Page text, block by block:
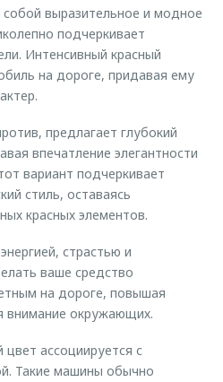
собой выразительное и модное
подчеркивает
Интенсивный красный
на дороге, придавая ему
предлагает глубокий
впечатление элегантности
вариант подчеркивает
стиль, оставаясь
красных элементов.
страстью и
ваше средство
на дороге, повышая
внимание окружающих.
ассоциируется с
Такие машины обычно